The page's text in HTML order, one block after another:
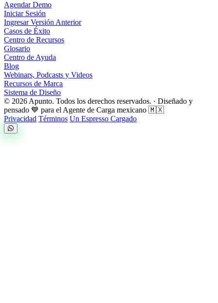
Agendar Demo
Iniciar Sesión
Ingresar Versión Anterior
Casos de Éxito
Centro de Recursos
Glosario
Centro de Ayuda
Blog
Webinars, Podcasts y Videos
Recursos de Marca
Sistema de Diseño
© 2026 Apunto. Todos los derechos reservados. · Diseñado y
pensado 💙 para el Agente de Carga mexicano 🇲🇽
Privacidad Términos Un Espresso Cargado